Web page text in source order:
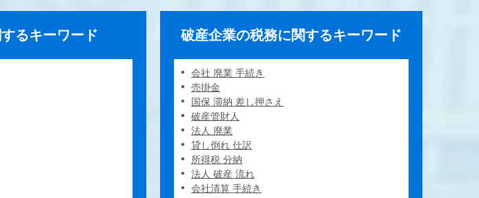
るキーワード 破産企業の税務に関するキーワード
会社 廃業 手続き
売掛金
国保 滞納 差し押さえ
破産管財人
法人 廃業
貸し倒れ 仕訳
所得税 分納
法人 破産 流れ
会社清算 手続き